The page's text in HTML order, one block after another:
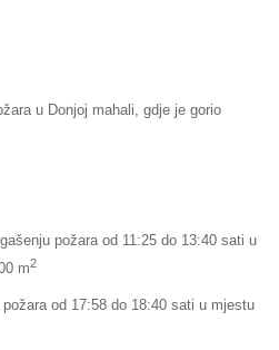
u Donjoj mahali, gdje je gorio
požara od 11:25 do 13:40 sati u
m2
od 17:58 do 18:40 sati u mjestu